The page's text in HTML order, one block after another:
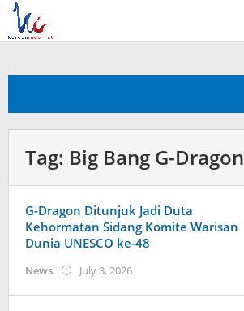
Skip
content
Tag: Big Bang G-Dragon
G-Dragon Ditunjuk Jadi Duta
Kehormatan Sidang Komite Warisan
Dunia UNESCO ke-48
News July 3, 2026by